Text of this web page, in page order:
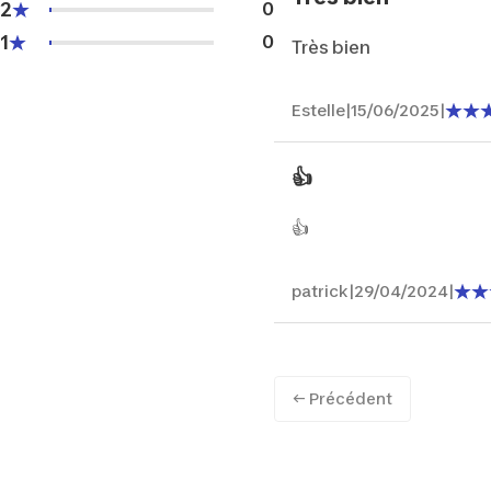
2 0
1 0 Très bien
Estelle|15/06/2025|
👍
👍
patrick|29/04/2024|
← Précédent